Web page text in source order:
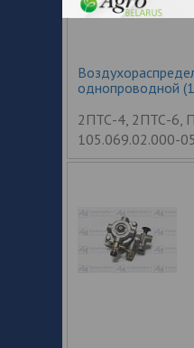
однопроводной
2ПТС-4, 2ПТС-6,
105.069.02.000-05